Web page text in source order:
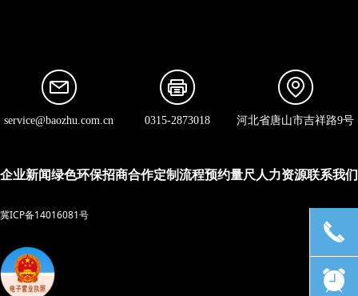
service@baozhu.com.cn 0315-2873018 河北省唐山市吉祥路9号
企业新闻绿色环保招商合作定制流程预约量尺 人力资源联系我们
冀ICP备14016081号
끅
뀥